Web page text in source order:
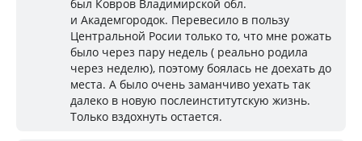
был Ковров Владимирской обл.
и Академгородок. Перевесило в пользу
Центральной Росии только то, что мне рожать
было через пару недель ( реально родила
через неделю), поэтому боялась не доехать до
места. А было очень заманчиво уехать так
далеко в новую послеинститутскую жизнь.
Только вздохнуть остается.